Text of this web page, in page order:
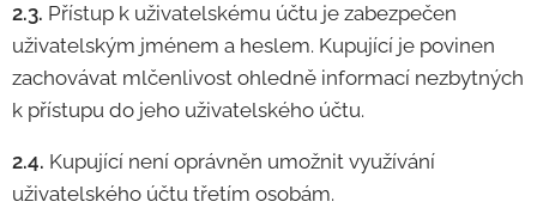
2.3. Přístup k uživatelskému účtu je zabezpečen
uživatelským jménem a heslem. Kupující je povinen
zachovávat mlčenlivost ohledně informací nezbytných
k přístupu do jeho uživatelského účtu.
2.4. Kupující není oprávněn umožnit využívání
uživatelského účtu třetím osobám.